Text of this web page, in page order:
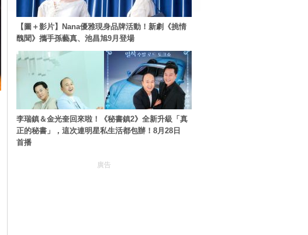
【圖＋影片】Nana優雅現身品牌活動！新劇《挑情
醜聞》攜手孫藝真、池昌旭9月登場
李瑞鎮＆金光奎回來啦！《秘書鎮2》全新升級「真
正的秘書」，這次連明星私生活都包辦！8月28日
首播
廣告